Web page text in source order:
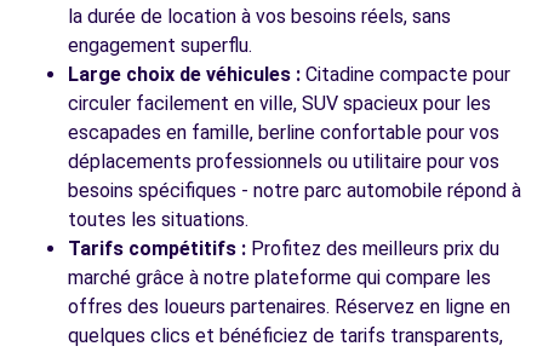
la durée de location à vos besoins réels, sans
engagement superflu.
Large choix de véhicules : Citadine compacte pour
circuler facilement en ville, SUV spacieux pour les
escapades en famille, berline confortable pour vos
déplacements professionnels ou utilitaire pour vos
besoins spécifiques - notre parc automobile répond à
toutes les situations.
Tarifs compétitifs : Profitez des meilleurs prix du
marché grâce à notre plateforme qui compare les
offres des loueurs partenaires. Réservez en ligne en
quelques clics et bénéficiez de tarifs transparents,